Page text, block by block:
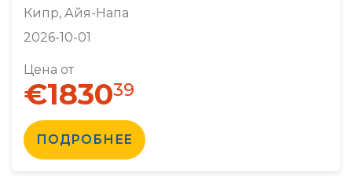
Кипр, Айя-Напа
2026-10-01
Цена от
€183039
ПОДРОБНЕЕ